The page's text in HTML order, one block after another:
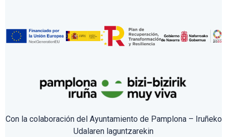
Con la colaboración del Ayuntamiento de Pamplona – Iruñeko
Udalaren laguntzarekin